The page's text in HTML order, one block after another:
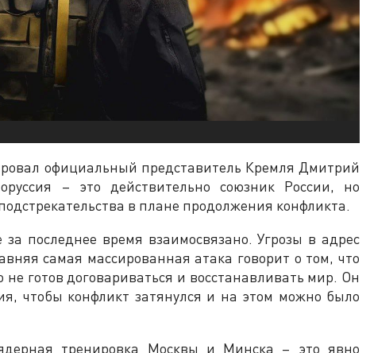
официальный представитель Кремля Дмитрий
– это действительно союзник России, но
в плане продолжения конфликта.
последнее время взаимосвязано. Угрозы в адрес
самая массированная атака говорит о том, что
готов договариваться и восстанавливать мир. Он
чтобы конфликт затянулся и на этом можно было
тренировка Москвы и Минска – это явно